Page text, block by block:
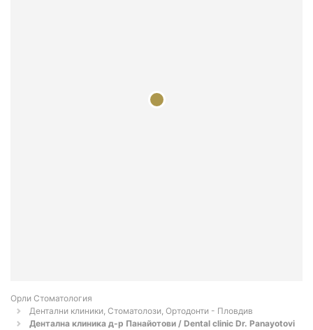
Орли Стоматология
Дентални клиники, Стоматолози, Ортодонти - Пловдив
Дентална клиника д-р Панайотови / Dental clinic Dr. Panayotovi